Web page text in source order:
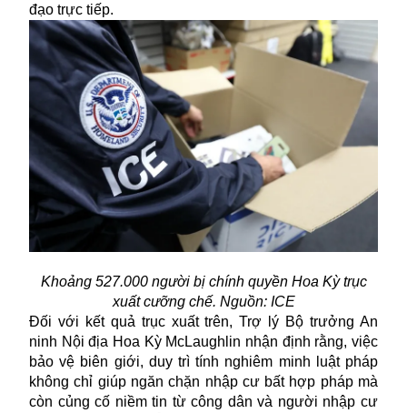
đạo trực tiếp.
Khoảng 527.000 người bị chính quyền Hoa Kỳ trục
xuất cưỡng chế. Nguồn: ICE
Đối với kết quả trục xuất trên, Trợ lý Bộ trưởng An
ninh Nội địa Hoa Kỳ McLaughlin nhận định rằng, việc
bảo vệ biên giới, duy trì tính nghiêm minh luật pháp
không chỉ giúp ngăn chặn nhập cư bất hợp pháp mà
còn củng cố niềm tin từ công dân và người nhập cư